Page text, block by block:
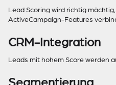
Lead Scoring wird richtig
ActiveCampaign-Features
CRM-Integration
Leads mit hohem Score werden